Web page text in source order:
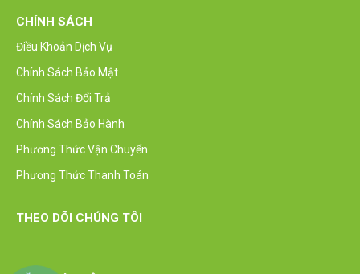
CHÍNH SÁCH
Điều Khoản Dịch Vụ
Chính Sách Bảo Mật
Chính Sách Đổi Trả
Chính Sách Bảo Hành
Phương Thức Vận Chuyển
Phương Thức Thanh Toán
THEO DÕI CHÚNG TÔI